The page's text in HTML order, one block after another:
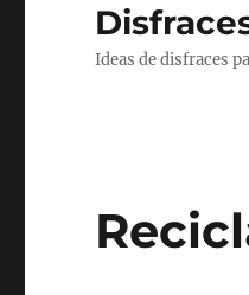
Ideas de disfraces